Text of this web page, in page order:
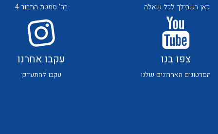
כאן בשבילך לכל שאלה רח' סמטת התבור 4
צפו בנו
הסרטונים האחרונים שלנו
עקבו אחרנו
עקבו להתעדכן